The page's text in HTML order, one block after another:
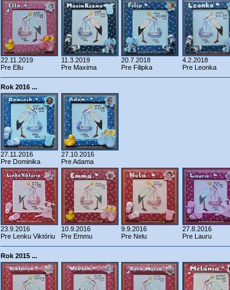
22.11.2019
Pre Ellu
11.3.2019
Pre Maxima
20.7.2018
Pre Filipka
4.2.2018
Pre Leonka
Rok 2016 ...
27.11.2016
Pre Dominika
27.10.2016
Pre Adama
23.9.2016
Pre Lenku Viktóriu
10.9.2016
Pre Emmu
9.9.2016
Pre Nelu
27.8.2016
Pre Lauru
Rok 2015 ...